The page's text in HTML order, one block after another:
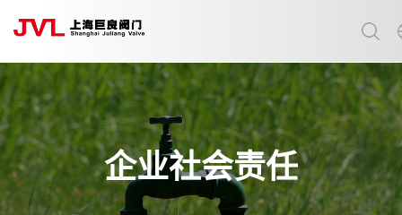
选择语言:
中文 / Chinese
英语 / English
企业社会责任